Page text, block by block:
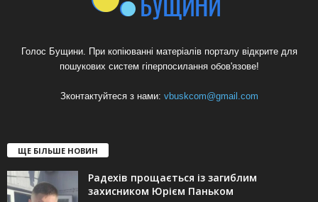
Голос Бущини. При копіюванні матеріалів порталу відкрите для
пошукових систем гіперпосилання обов'язове!
Зконтактуйтеся з нами: vbuskcom@gmail.com
ЩЕ БІЛЬШЕ НОВИН
Радехів прощається із загиблим
захисником Юрієм Паньком